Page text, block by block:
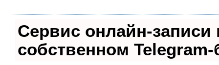
Сервис онлайн-записи
собственном Telegram-